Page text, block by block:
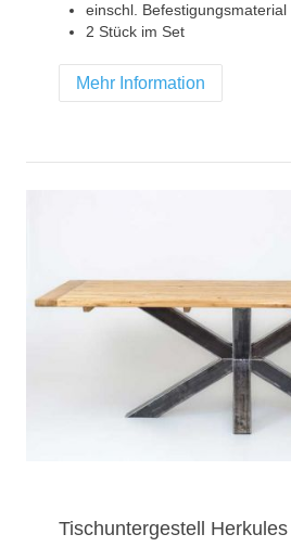
einschl. Befestigungsmaterial
2 Stück im Set
Mehr Information
Tischuntergestell Herkules